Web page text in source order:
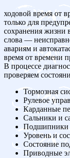
ходовой время от
только для
сохранения жизни
слова —
авариям и
время от времени
В процессе
проверяем
Тормозная
Рулевое
Карданные
Сальники и
Подшипники
Уровень и
Состояние
Приводные